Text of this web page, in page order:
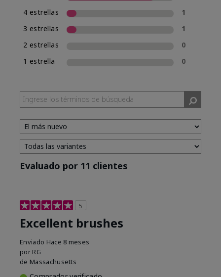
4 estrellas
1
3 estrellas
1
2 estrellas
0
1 estrella
0
Evaluado por 11 clientes
5
Excellent brushes
Enviado Hace 8 meses
por RG
de Massachusetts